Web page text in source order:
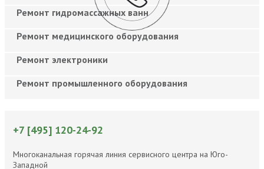
Ремонт гидромассажных ванн
Ремонт медицинского оборудования
Ремонт электроники
Ремонт промышленного оборудования
+7 [495] 120-24-92
Многоканальная горячая линия сервисного центра на Юго-
Западной